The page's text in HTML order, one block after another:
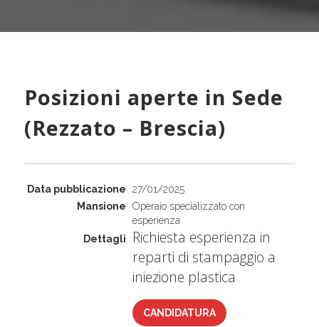
Posizioni aperte in Sede
(Rezzato – Brescia)
27/01/2025
Operaio specializzato con
esperienza
Richiesta esperienza in
reparti di stampaggio a
iniezione plastica
CANDIDATURA